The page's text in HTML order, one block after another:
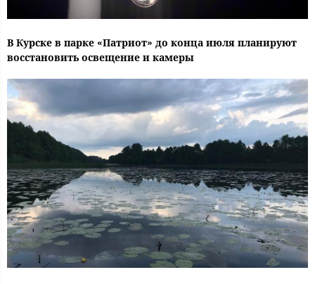
В Курске в парке «Патриот» до конца июля планируют
восстановить освещение и камеры